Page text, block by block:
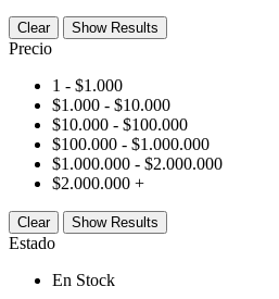
Clear Show Results
Precio
1 - $1.000
$1.000 - $10.000
$10.000 - $100.000
$100.000 - $1.000.000
$1.000.000 - $2.000.000
$2.000.000 +
Clear Show Results
Estado
En Stock